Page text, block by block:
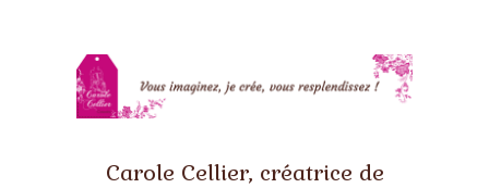
Carole Cellier, créatrice de